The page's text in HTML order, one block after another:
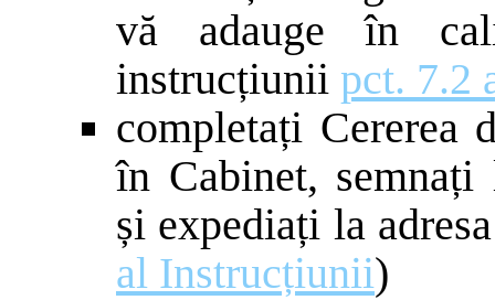
vă adauge în
instrucțiunii pct. 7.2
completați Cererea
în Cabinet,
și expediați la
al Instrucțiunii)